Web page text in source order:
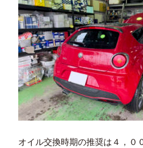
オイル交換時期の推奨は４，０